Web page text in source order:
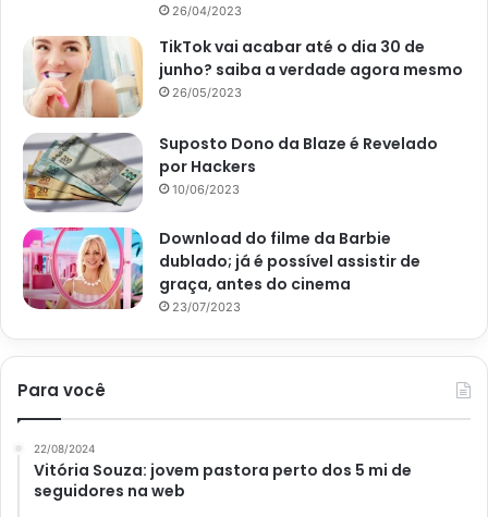
26/04/2023
TikTok vai acabar até o dia 30 de
junho? saiba a verdade agora mesmo
26/05/2023
Suposto Dono da Blaze é Revelado
por Hackers
10/06/2023
Download do filme da Barbie
dublado; já é possível assistir de
graça, antes do cinema
23/07/2023
Para você
22/08/2024
Vitória Souza: jovem pastora perto dos 5 mi de
seguidores na web